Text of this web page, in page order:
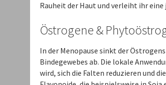
Rauheit der Haut und verleiht ihr
Östrogene &
In der Menopause sinkt der
Bindegewebes ab. Die lokale
wird, sich die Falten reduzieren und